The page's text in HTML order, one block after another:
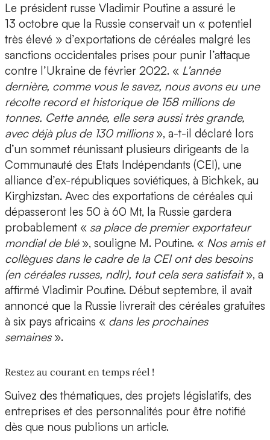
Le président russe Vladimir Poutine a assuré le
13 octobre que la Russie conservait un « potentiel
très élevé » d’exportations de céréales malgré les
sanctions occidentales prises pour punir l’attaque
contre l’Ukraine de février 2022. « L’année
dernière, comme vous le savez, nous avons eu une
récolte record et historique de 158 millions de
tonnes. Cette année, elle sera aussi très grande,
avec déjà plus de 130 millions», a-t-il déclaré lors
d’un sommet réunissant plusieurs dirigeants de la
Communauté des Etats Indépendants (CEI), une
alliance d’ex-républiques soviétiques, à Bichkek, au
Kirghizstan. Avec des exportations de céréales qui
dépasseront les 50 à 60 Mt, la Russie gardera
probablement « sa place de premier exportateur
mondial de blé», souligne M. Poutine. « Nos amis et
collègues dans le cadre de la CEI ont des besoins
(en céréales russes, ndlr), tout cela sera satisfait», a
affirmé Vladimir Poutine. Début septembre, il avait
annoncé que la Russie livrerait des céréales gratuites
à six pays africains « dans les prochaines
semaines ».
Restez au courant en temps réel !
Suivez des thématiques, des projets législatifs, des
entreprises et des personnalités pour être notifié
dès que nous publions un article.